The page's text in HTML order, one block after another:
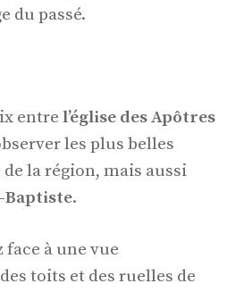
du passé.
entre l’église des Apôtres
les plus belles
la région, mais aussi
Baptiste.
face à une vue
toits et des ruelles de